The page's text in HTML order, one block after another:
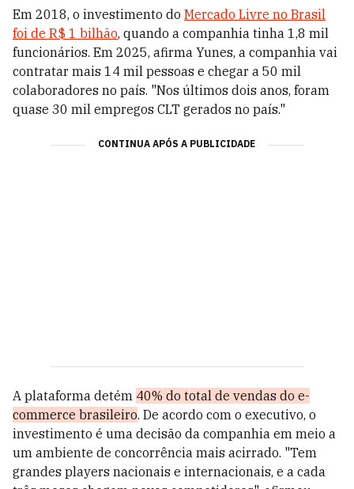
Em 2018, o investimento do Mercado Livre no Brasil
foi de R$ 1 bilhão, quando a companhia tinha 1,8 mil
funcionários. Em 2025, afirma Yunes, a companhia vai
contratar mais 14 mil pessoas e chegar a 50 mil
colaboradores no país. "Nos últimos dois anos, foram
quase 30 mil empregos CLT gerados no país."
CONTINUA APÓS A PUBLICIDADE
A plataforma detém 40% do total de vendas do e-
commerce brasileiro. De acordo com o executivo, o
investimento é uma decisão da companhia em meio a
um ambiente de concorrência mais acirrado. "Tem
grandes players nacionais e internacionais, e a cada